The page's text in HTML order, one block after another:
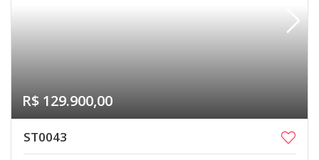
R$ 129.900,00
ST0043